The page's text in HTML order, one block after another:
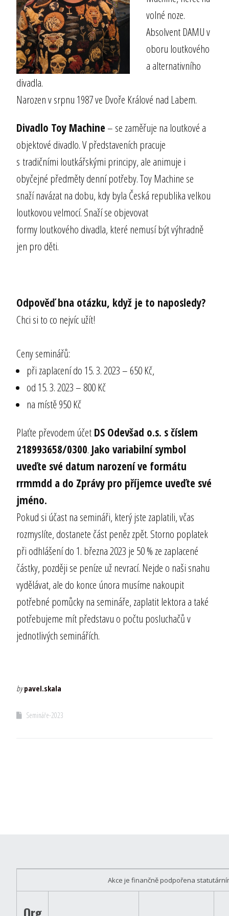
volné noze.
Absolvent DAMU v
oboru loutkového
a alternativního
divadla.
Narozen v srpnu 1987 ve Dvoře Králové nad Labem.
Divadlo Toy Machine– se zaměřuje na loutkové a
objektové divadlo. V představeních pracuje
s tradičními loutkářskými principy, ale animuje i
obyčejné předměty denní potřeby. Toy Machine se
snaží navázat na dobu, kdy byla Česká republika velkou
loutkovou velmocí. Snaží se objevovat
formy loutkového divadla, které nemusí být výhradně
jen pro děti.
Odpověď bna otázku, když je to naposledy?
Chci si to co nejvíc užít!
Ceny seminářů:
při zaplacení do 15. 3. 2023 – 650 Kč,
od 15. 3. 2023 – 800 Kč
na místě 950 Kč
Plaťte převodem účet DS Odevšad o.s. s číslem
218993658/0300. Jako variabilní symbol
uveďte své datum narození ve formátu
rrmmdd a do Zprávy pro příjemce uveďte své
jméno.
Pokud si účast na semináři, který jste zaplatili, včas
rozmyslíte, dostanete část peněz zpět. Storno poplatek
při odhlášení do 1. března 2023 je 50 % ze zaplacené
částky, později se peníze už nevrací. Nejde o naši snahu
vydělávat, ale do konce února musíme nakoupit
potřebné pomůcky na semináře, zaplatit lektora a také
potřebujeme mít představu o počtu posluchačů v
jednotlivých seminářích.
bypavel.skala
Semináře-2023
Akce je finančně podpořena